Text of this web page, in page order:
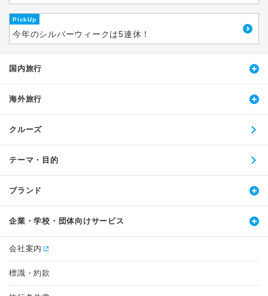
PickUp
今年のシルバーウィークは5連休！
国内旅行
海外旅行
クルーズ
テーマ・目的
ブランド
企業・学校・団体向けサービス
会社案内
標識・約款